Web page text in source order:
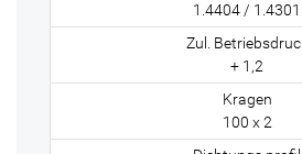
1.4404 / 1.4301
+ 1,2
100 x 2